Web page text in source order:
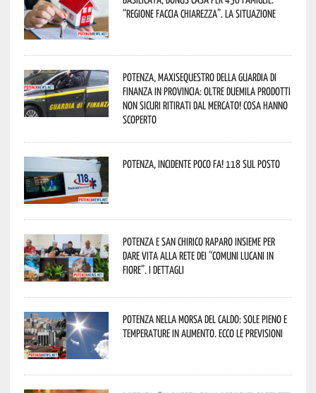
“Regione faccia chiarezza”. La situazione
Potenza, maxisequestro della Guardia di
Finanza in provincia: oltre duemila prodotti
non sicuri ritirati dal mercato! Cosa hanno
scoperto
Potenza, incidente poco fa! 118 sul posto
Potenza e San Chirico Raparo insieme per
dare vita alla rete dei “Comuni Lucani in
Fiore”. I dettagli
Potenza nella morsa del caldo: sole pieno e
temperature in aumento. Ecco le previsioni